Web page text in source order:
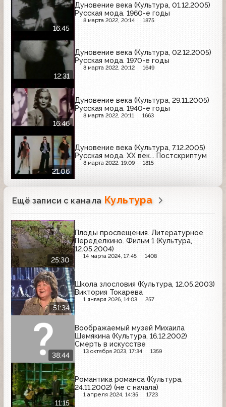
16:45
Дуновение века (Культура, 01.12.2005)
Русская мода. 1960-е годы
8 марта 2022, 20:14 1875
12:31
Дуновение века (Культура, 02.12.2005)
Русская мода. 1970-е годы
8 марта 2022, 20:12 1649
16:46
Дуновение века (Культура, 29.11.2005)
Русская мода. 1940-е годы
8 марта 2022, 20:11 1663
21:06
Дуновение века (Культура, 7.12.2005)
Русская мода. XX век... Постскриптум
8 марта 2022, 19:09 1815
Ещё записи с канала Культура
25:30
Плоды просвещения. Литературное
Переделкино. Фильм 1 (Культура,
12.05.2004)
14 марта 2024, 17:45 1408
51:34
Школа злословия (Культура, 12.05.2003)
Виктория Токарева
1 января 2026, 14:03 257
38:44
Воображаемый музей Михаила
Шемякина (Культура, 16.12.2002)
Смерть в искусстве
13 октября 2023, 17:34 1359
11:15
Романтика романса (Культура,
24.11.2002) (не с начала)
1 апреля 2024, 14:35 1723